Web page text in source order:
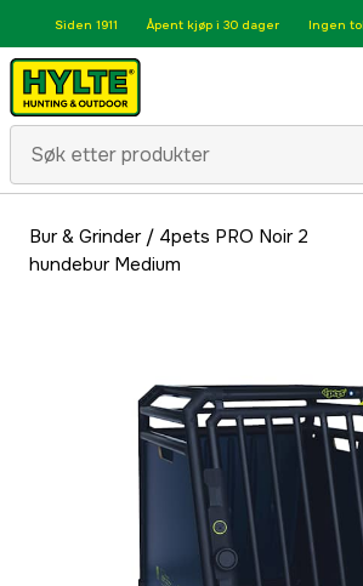
Siden 1911 Åpent kjøp i 30 dager Ingen
Bur & Grinder/ 4pets PRO Noir 2
hundebur Medium